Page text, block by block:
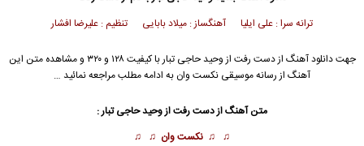
ترانه سرا : علی ایلیا آهنگساز : میلاد بابایی تنظیم : علیرضا افشار
جهت دانلود آهنگ از دست رفت از وحید حاجی تبار با کیفیت ۱۲۸ و ۳۲۰ و مشاهده متن این
آهنگ از رسانه موسیقی نکست وان به ادامه مطلب مراجعه نمائید …
متن آهنگ از دست رفت از وحید حاجی تبار :
♫ ♫ نکست وان ♫ ♫